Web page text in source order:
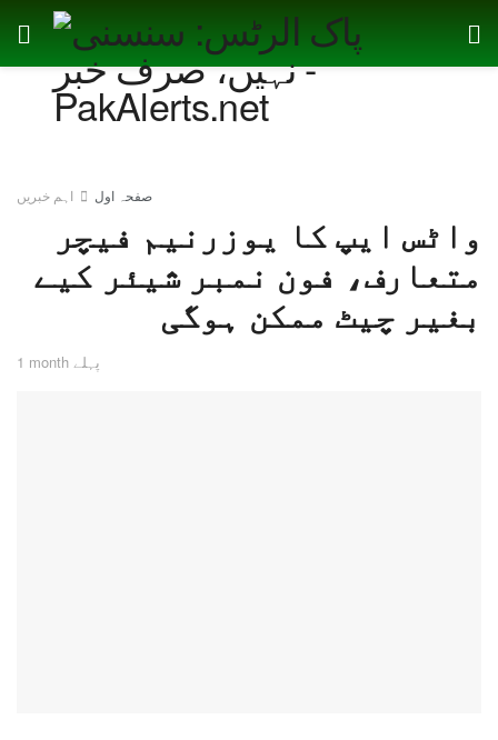
صفحہ اول اہم خبریں
واٹس ایپ کا یوزرنیم فیچر
متعارف، فون نمبر شیئر کیے
بغیر چیٹ ممکن ہوگی
1 month پہلے